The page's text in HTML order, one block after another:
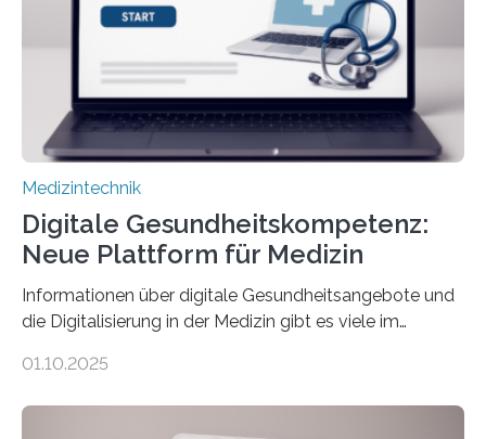
kann dadurch auch die Sprache des Körpers
einbeziehen, auf die Menschen keinen bewussten
Einfluss nehmen. Das eröffnet…
Medizintechnik
Digitale Gesundheitskompetenz:
Neue Plattform für Medizin
Informationen über digitale Gesundheitsangebote und
die Digitalisierung in der Medizin gibt es viele im
seriösen und wissenschaftlich abgesicherten Inhalten?
01.10.2025